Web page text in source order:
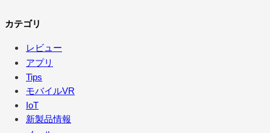
カテゴリ
レビュー
アプリ
Tips
モバイルVR
IoT
新製品情報